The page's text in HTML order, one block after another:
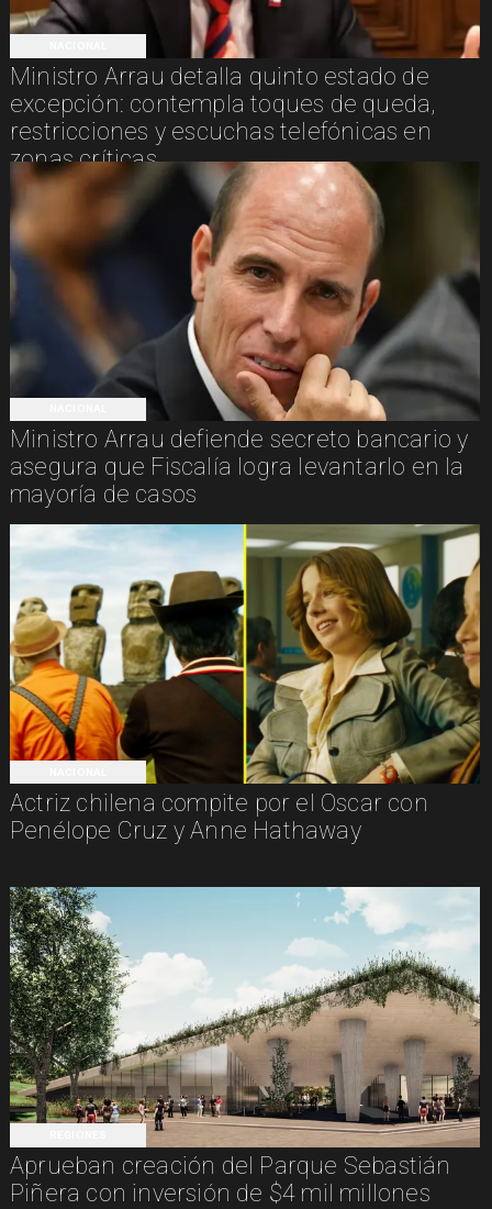
Ministro Arrau detalla quinto estado de
excepción: contempla toques de queda,
restricciones y escuchas telefónicas en
zonas críticas
Ministro Arrau defiende secreto bancario y
asegura que Fiscalía logra levantarlo en la
mayoría de casos
Actriz chilena compite por el Oscar con
Penélope Cruz y Anne Hathaway
Aprueban creación del Parque Sebastián
Piñera con inversión de $4 mil millones